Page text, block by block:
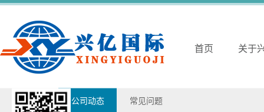
首页 关于
兴亿动态 公司动态 常见问题